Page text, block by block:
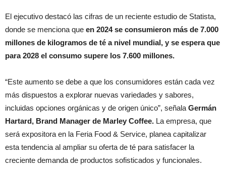
El ejecutivo destacó las cifras de un reciente estudio de Statista,
donde se menciona que en 2024 se consumieron más de 7.000
millones de kilogramos de té a nivel mundial, y se espera que
para 2028 el consumo supere los 7.600 millones.
“Este aumento se debe a que los consumidores están cada vez
más dispuestos a explorar nuevas variedades y sabores,
incluidas opciones orgánicas y de origen único”, señala Germán
Hartard, Brand Manager de Marley Coffee. La empresa, que
será expositora en la Feria Food & Service, planea capitalizar
esta tendencia al ampliar su oferta de té para satisfacer la
creciente demanda de productos sofisticados y funcionales.